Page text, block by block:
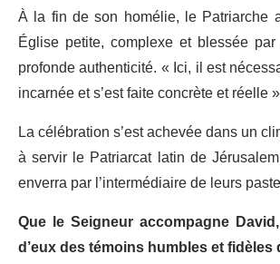
À la fin de son homélie, le Patriarche
Église petite, complexe et blessée
profonde authenticité. « Ici, il est
incarnée et s’est faite concrète et réelle
La célébration s’est achevée dans un
à servir le Patriarcat latin de
enverra par l’intermédiaire de leurs
Que le Seigneur accompagne
d’eux des témoins humbles et